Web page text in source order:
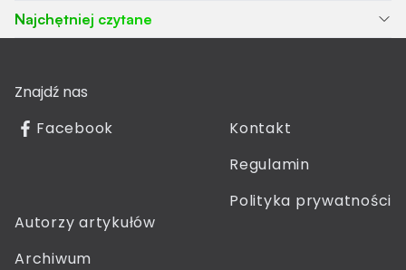
Najchętniej czytane
Znajdź nas
Facebook
Kontakt
Regulamin
Polityka prywatności
Autorzy artykułów
Archiwum